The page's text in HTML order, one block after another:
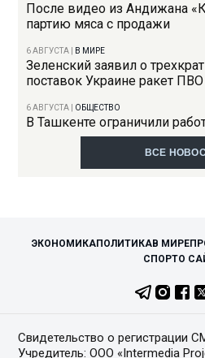
После видео из Андижана
партию мяса с продажи
6 АВГУСТА В МИРЕ
Зеленский заявил о
поставок Украине ракет ПВО
6 АВГУСТА ОБЩЕСТВО
В Ташкенте ограничили
ВСЕ
ЭКОНОМИКАПОЛИТИКАВ МИРЕ
СПОРТО
Свидетельство о регистрации
Учредитель: ООО «Intermedia